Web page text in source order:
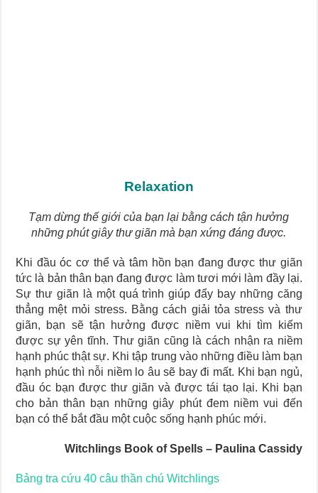
Relaxation
Tạm dừng thế giới của bạn lại bằng cách tận hưởng
những phút giây thư giãn mà bạn xứng đáng được.
Khi đầu óc cơ thể và tâm hồn bạn đang được thư giãn
tức là bản thân bạn đang được làm tươi mới làm đầy lại.
Sự thư giãn là một quá trình giúp đẩy bay những căng
thẳng mệt mỏi stress. Bằng cách giải tỏa stress và thư
giãn, bạn sẽ tận hưởng được niềm vui khi tìm kiếm
được sự yên tĩnh. Thư giãn cũng là cách nhận ra niềm
hạnh phúc thật sự. Khi tập trung vào những điều làm bạn
hạnh phúc thì nỗi niềm lo âu sẽ bay đi mất. Khi bạn ngủ,
đầu óc bạn được thư giãn và được tái tạo lại. Khi bạn
cho bản thân bạn những giây phút đem niềm vui đến
bạn có thể bắt đầu một cuộc sống hạnh phúc mới.
WitchlingsBook of Spells – Paulina Cassidy
Bảng tra cứu 40 câu thần chúWitchlings